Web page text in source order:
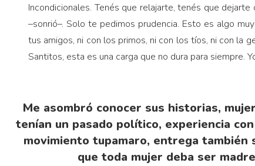
Incondicionales. Tenés que relajarte, tenés que
–sonrió–. Solo te pedimos prudencia. Esto es algo
tus amigos, ni con los primos, ni con los tíos, ni con la
Santitos, esta es una carga que no dura para siempre.
Me asombró conocer sus historias,
tenían un pasado político, experiencia
movimiento tupamaro, entrega
que toda mujer deba ser